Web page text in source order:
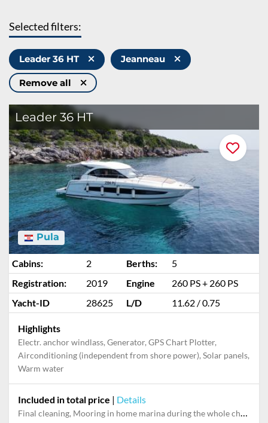
Selected filters:
Leader 36 HT Jeanneau
Remove all
Leader 36 HT
Pula
Cabins: 2 Berths:
5
Registration:
2019 Engine
260 PS + 260 PS
Yacht-ID
28625 L/D 11.62 / 0.75
Highlights
Electr. anchor windlass, Generator, GPS Chart Plotter,
Airconditioning (independent from shore power), Solar panels,
Warm water
Included in total price | Details
Final cleaning, Mooring in home marina during the whole charter, Pillow, bed sheet, comforter cover